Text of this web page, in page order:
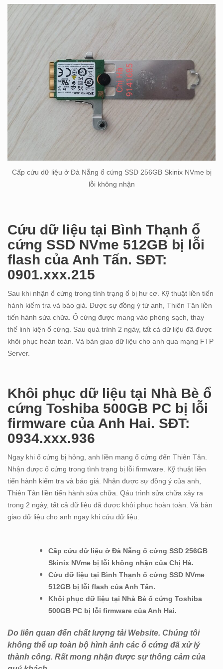
Cấp cứu dữ liệu ở Đà Nẵng ổ cứng SSD 256GB Skinix NVme bị
lỗi không nhận
Cứu dữ liệu tại Bình Thạnh ổ
cứng SSD NVme 512GB bị lỗi
flash của Anh Tấn. SĐT:
0901.xxx.215
Sau khi nhận ổ cứng trong tình trạng ổ bị hư cơ. Kỹ thuật liền tiến
hành kiểm tra và báo giá. Được sự đồng ý từ anh, Thiên Tân liền
tiến hành sửa chữa. Ổ cứng được mang vào phòng sạch, thay
thế linh kiện ổ cứng. Sau quá trình 2 ngày, tất cả dữ liệu đã được
khôi phục hoàn toàn. Và bàn giao dữ liệu cho anh qua mạng FTP
Server.
Khôi phục dữ liệu tại Nhà Bè ổ
cứng Toshiba 500GB PC bị lỗi
firmware của Anh Hai. SĐT:
0934.xxx.936
Ngay khi ổ cứng bị hỏng, anh liền mang ổ cứng đến Thiên Tân.
Nhận được ổ cứng trong tình trạng bị lỗi firmware. Kỹ thuật liền
tiến hành kiểm tra và báo giá. Nhận được sự đồng ý của anh,
Thiên Tân liền tiến hành sửa chữa. Qáu trình sửa chữa xảy ra
trong 2 ngày, tất cả dữ liệu đã được khôi phục hoàn toàn. Và bàn
giao dữ liệu cho anh ngay khi cứu dữ liệu.
Cấp cứu dữ liệu ở Đà Nẵng ổ cứng SSD 256GB
Skinix NVme bị lỗi không nhận của Chị Hà.
Cứu dữ liệu tại Bình Thạnh ổ cứng SSD NVme
512GB bị lỗi flash của Anh Tấn.
Khôi phục dữ liệu tại Nhà Bè ổ cứng Toshiba
500GB PC bị lỗi firmware của Anh Hai.
Do liên quan đến chất lượng tải Website. Chúng tôi
không thể up toàn bộ hình ảnh các ổ cứng đã xử lý
thành công. Rất mong nhận được sự thông cảm của